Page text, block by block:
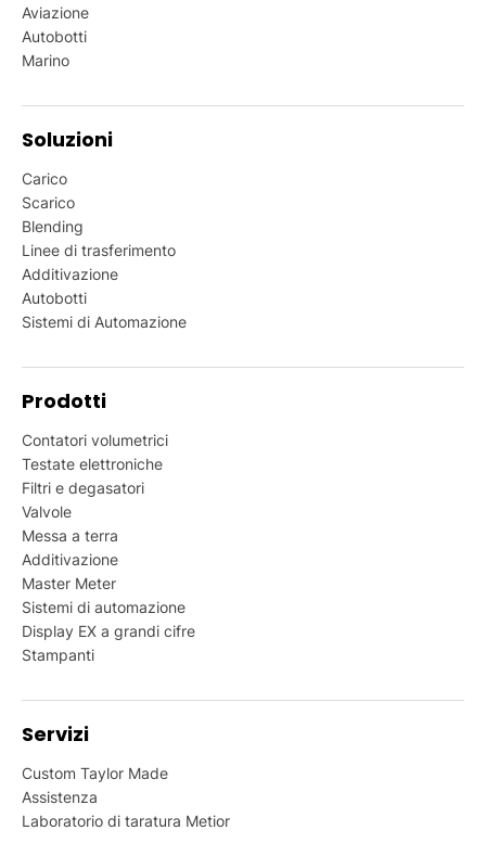
Aviazione
Autobotti
Marino
Soluzioni
Carico
Scarico
Blending
Linee di trasferimento
Additivazione
Autobotti
Sistemi di Automazione
Prodotti
Contatori volumetrici
Testate elettroniche
Filtri e degasatori
Valvole
Messa a terra
Additivazione
Master Meter
Sistemi di automazione
Display EX a grandi cifre
Stampanti
Servizi
Custom Taylor Made
Assistenza
Laboratorio di taratura Metior